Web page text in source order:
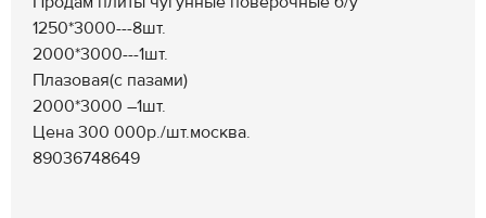
1250*3000---8шт.
2000*3000---1шт.
Плазовая(с пазами)
2000*3000 –1шт.
Цена 300 000р./шт.москва.
89036748649